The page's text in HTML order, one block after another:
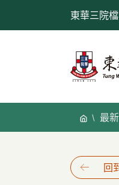
東華三院
最
回